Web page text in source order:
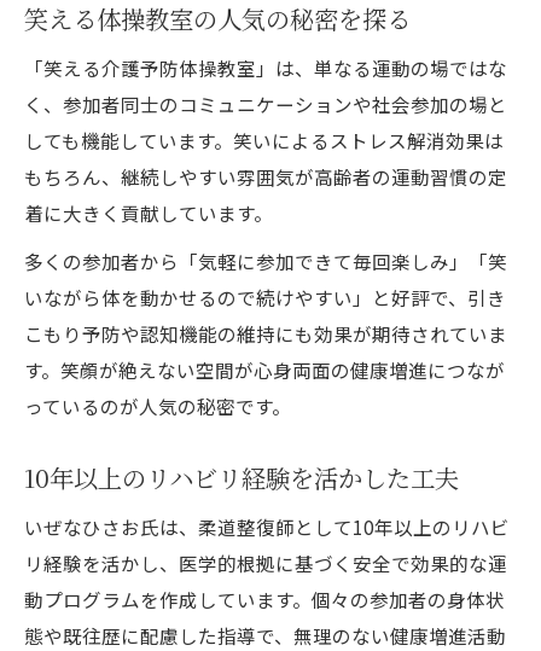
笑える体操教室の人気の秘密を探る
「笑える介護予防体操教室」は、単なる運動の場ではな
く、参加者同士のコミュニケーションや社会参加の場と
しても機能しています。笑いによるストレス解消効果は
もちろん、継続しやすい雰囲気が高齢者の運動習慣の定
着に大きく貢献しています。
多くの参加者から「気軽に参加できて毎回楽しみ」「笑
いながら体を動かせるので続けやすい」と好評で、引き
こもり予防や認知機能の維持にも効果が期待されていま
す。笑顔が絶えない空間が心身両面の健康増進につなが
っているのが人気の秘密です。
10年以上のリハビリ経験を活かした工夫
いぜなひさお氏は、柔道整復師として10年以上のリハビ
リ経験を活かし、医学的根拠に基づく安全で効果的な運
動プログラムを作成しています。個々の参加者の身体状
態や既往歴に配慮した指導で、無理のない健康増進活動